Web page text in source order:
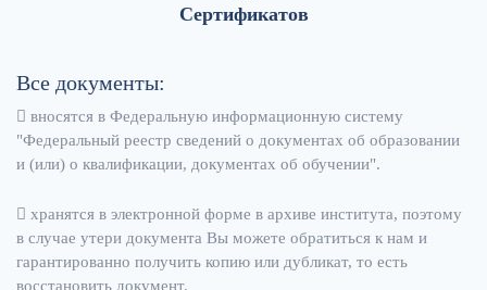
Сертификатов
Все документы:
вносятся в Федеральную информационную систему
"Федеральный реестр сведений о документах об образовании
и (или) о квалификации, документах об обучении".
хранятся в электронной форме в архиве института, поэтому
в случае утери документа Вы можете обратиться к нам и
гарантированно получить копию или дубликат, то есть
восстановить документ.